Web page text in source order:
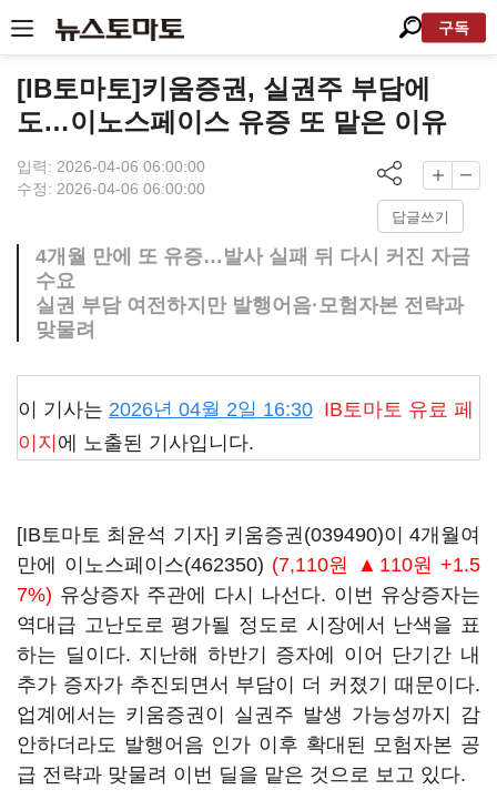
구독
[IB토마토]키움증권, 실권주 부담에
도…이노스페이스 유증 또 맡은 이유
입력: 2026-04-06 06:00:00
수정: 2026-04-06 06:00:00
답글쓰기
4개월 만에 또 유증…발사 실패 뒤 다시 커진 자금
수요
실권 부담 여전하지만 발행어음·모험자본 전략과
맞물려
이 기사는 2026년 04월 2일 16:30 IB토마토 유료 페
이지 에 노출된 기사입니다.
[IB토마토 최윤석 기자] 키움증권(039490)이 4개월여
만에 이노스페이스(462350) (7,110원 ▲110원 +1.5
7%) 유상증자 주관에 다시 나선다. 이번 유상증자는
역대급 고난도로 평가될 정도로 시장에서 난색을 표
하는 딜이다. 지난해 하반기 증자에 이어 단기간 내
추가 증자가 추진되면서 부담이 더 커졌기 때문이다.
업계에서는 키움증권이 실권주 발생 가능성까지 감
안하더라도 발행어음 인가 이후 확대된 모험자본 공
급 전략과 맞물려 이번 딜을 맡은 것으로 보고 있다.